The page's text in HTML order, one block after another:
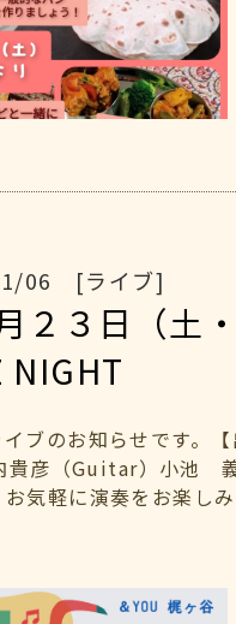
06 [ライブ]
２３日（土
NIGHT
イブのお知らせです
貴彦（Guitar）小池
お気軽に演奏をお楽し